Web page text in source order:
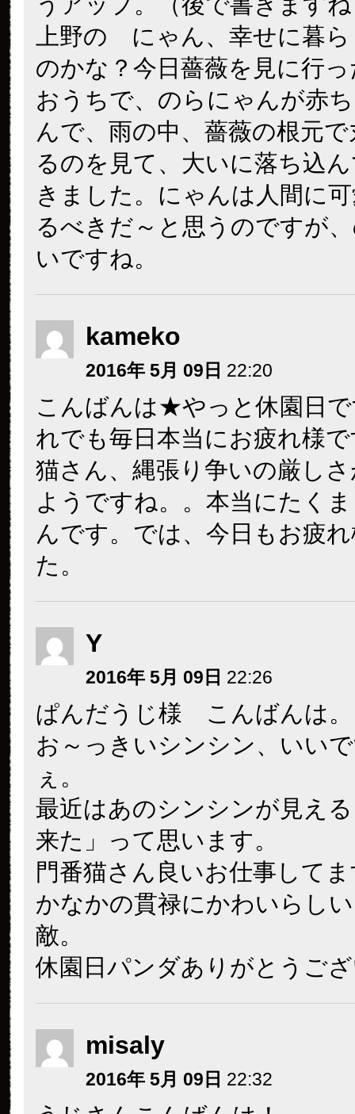
上野の にゃん、幸せに暮
のかな？今日薔薇を見に行
おうちで、のらにゃんが赤
んで、雨の中、薔薇の根元
るのを見て、大いに落ち込
きました。にゃんは人間に
るべきだ～と思うのですが
いですね。
kameko
2016年 5月 09日 22:20
こんばんは★やっと休園日
れでも毎日本当にお疲れ様
猫さん、縄張り争いの厳し
ようですね。。本当にたく
んです。では、今日もお疲
た。
Y
2016年 5月 09日 22:26
ぱんだうじ様 こんばんは。
お～っきいシンシン、いい
ぇ。
最近はあのシンシンが見え
来た」って思います。
門番猫さん良いお仕事して
かなかの貫禄にかわいらし
敵。
休園日パンダありがとうご
misaly
2016年 5月 09日 22:32